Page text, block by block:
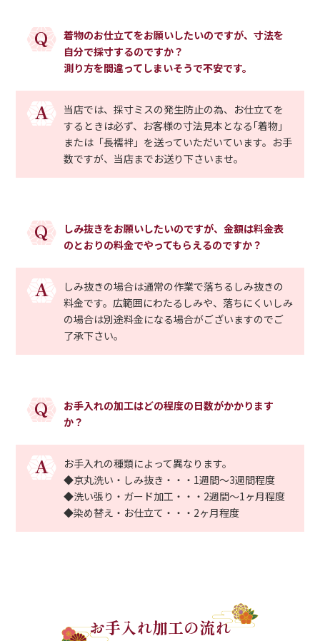
Q
着物のお仕立てをお願いしたいのですが、寸法を
自分で採寸するのですか？
測り方を間違ってしまいそうで不安です。
A
当店では、採寸ミスの発生防止の為、お仕立てを
するときは必ず、お客様の寸法見本となる｢着物」
または「長襦袢」を送っていただいています。お手
数ですが、当店までお送り下さいませ。
Q
しみ抜きをお願いしたいのですが、金額は料金表
のとおりの料金でやってもらえるのですか？
A
しみ抜きの場合は通常の作業で落ちるしみ抜きの
料金です。広範囲にわたるしみや、落ちにくいしみ
の場合は別途料金になる場合がございますのでご
了承下さい。
Q
お手入れの加工はどの程度の日数がかかります
か？
A
お手入れの種類によって異なります。
◆京丸洗い・しみ抜き・・・1週間～3週間程度
◆洗い張り・ガード加工・・・2週間～1ヶ月程度
◆染め替え・お仕立て・・・2ヶ月程度
お手入れ加工の流れ